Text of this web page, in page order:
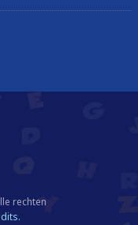
rechten